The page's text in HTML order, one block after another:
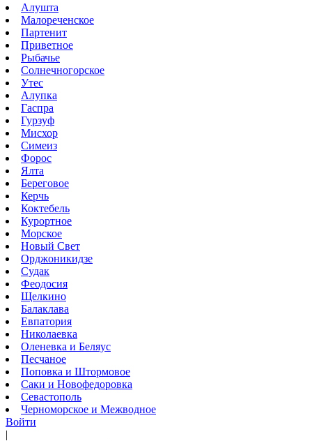
Алушта
Малореченское
Партенит
Приветное
Рыбачье
Солнечногорское
Утес
Алупка
Гаспра
Гурзуф
Мисхор
Симеиз
Форос
Ялта
Береговое
Керчь
Коктебель
Курортное
Морское
Новый Свет
Орджоникидзе
Судак
Феодосия
Щелкино
Балаклава
Евпатория
Николаевка
Оленевка и Беляус
Песчаное
Поповка и Штормовое
Саки и Новофедоровка
Севастополь
Черноморское и Межводное
Войти
|